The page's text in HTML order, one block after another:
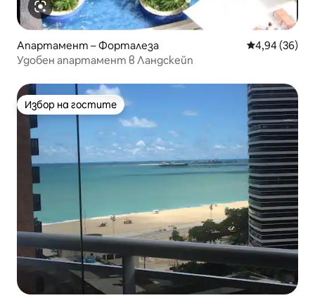
Апартамент – Форталеза Средна
4,94 (36)
Удобен апартамент в Ландскейп
Избор на гостите
Избор на гостите